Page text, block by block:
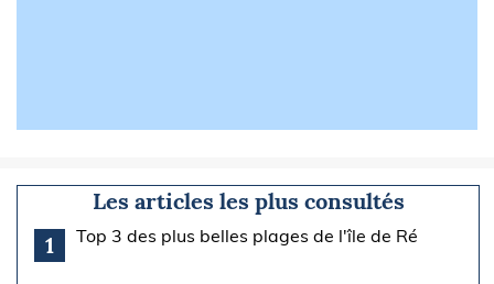
Les articles les plus consultés
1
Top 3 des plus belles plages de l'île de Ré